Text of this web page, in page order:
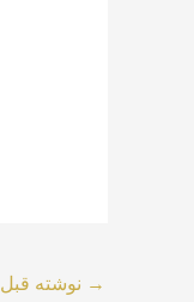
→ نوشته قبل